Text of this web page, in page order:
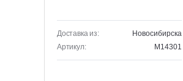
Доставка из:
Новосибирска
Артикул:
M14301